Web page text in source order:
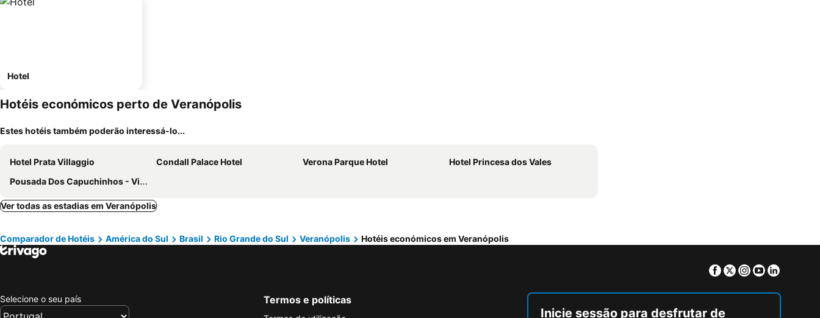
Hotel
Hotéis económicos perto de Veranópolis
Estes hotéis também poderão interessá-lo...
Hotel Prata Villaggio Condall Palace Hotel Verona Parque Hotel
Hotel Princesa dos Vales
Pousada Dos Capuchinhos - Vila Flores
Ver todas as estadias em Veranópolis
Comparador de Hotéis América do Sul Brasil Rio Grande do Sul Veranópolis Hotéis económicos em Veranópolis
Facebook
TwitterInstagram
Youtube
Selecione o seu país Termos e políticas
Inicie sessão para desfrutar de